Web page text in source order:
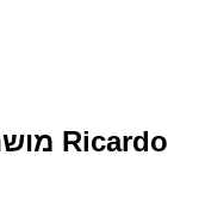
גנרטור 25 KVA מושתק חברת Ricardo